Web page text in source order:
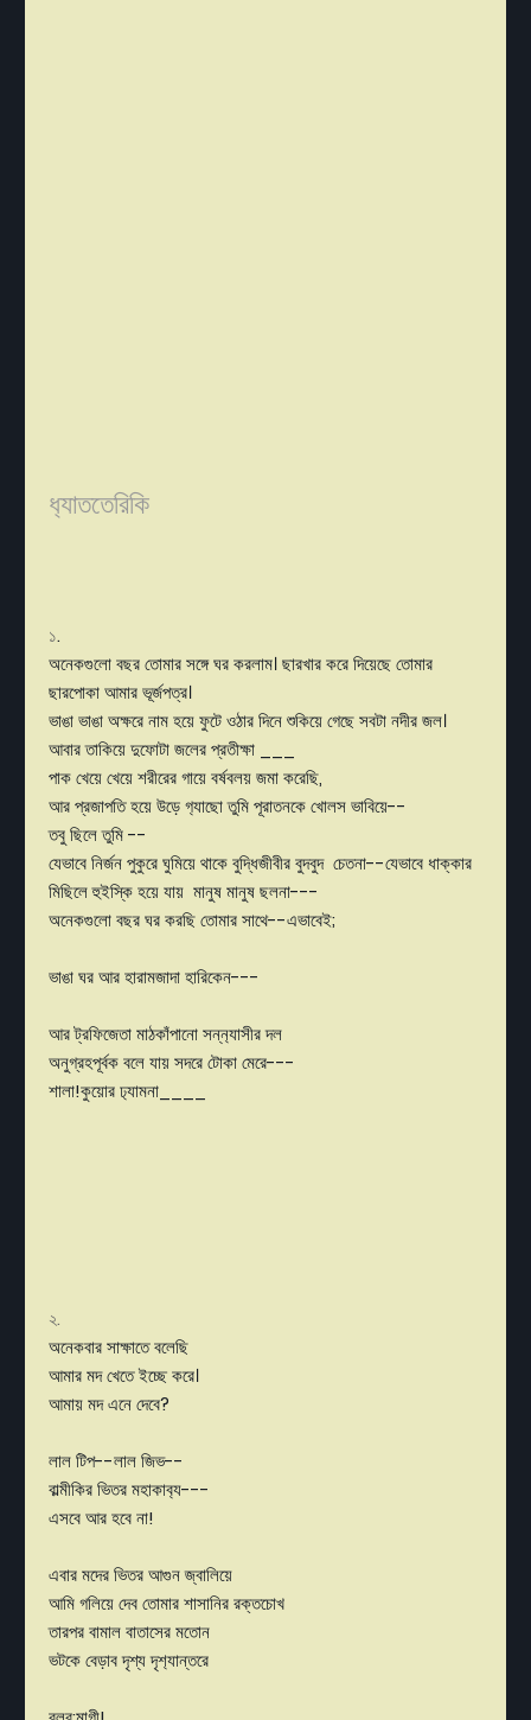
ধ‍্যাততেরিকি
১.
অনেকগুলো বছর তোমার সঙ্গে ঘর করলাম। ছারখার করে দিয়েছে তোমার
ছারপোকা আমার ভূর্জপত্র।
ভাঙা ভাঙা অক্ষরে নাম হয়ে ফুটে ওঠার দিনে শুকিয়ে গেছে সবটা নদীর জল।
আবার তাকিয়ে দুফোটা জলের প্রতীক্ষা ___
পাক খেয়ে খেয়ে শরীরের গায়ে বর্ষবলয় জমা করেছি,
আর প্রজাপতি হয়ে উড়ে গ‍্যাছো তুমি পূরাতনকে খোলস ভাবিয়ে--
তবু ছিলে তুমি --
যেভাবে নির্জন পুকুরে ঘুমিয়ে থাকে বুদ্ধিজীবীর বুদবুদ চেতনা--যেভাবে ধাক্কার
মিছিলে হুইস্কি হয়ে যায় মানুষ মানুষ ছলনা---
অনেকগুলো বছর ঘর করছি তোমার সাথে--এভাবেই;
ভাঙা ঘর আর হারামজাদা হারিকেন---
আর ট্রফিজেতা মাঠকাঁপানো সন্ন‍্যাসীর দল
অনুগ্রহপূর্বক বলে যায় সদরে টোকা মেরে---
শালা!কুয়োর ঢ‍্যামনা____
২.
অনেকবার সাক্ষাতে বলেছি
আমার মদ খেতে ইচ্ছে করে।
আমায় মদ এনে দেবে?
লাল টিপ--লাল জিভ--
বাল্মীকির ভিতর মহাকাব‍্য---
এসবে আর হবে না!
এবার মদের ভিতর আগুন জ্বালিয়ে
আমি গলিয়ে দেব তোমার শাসানির রক্তচোখ
তারপর বামাল বাতাসের মতোন
ভটকে বেড়াব দৃশ্য দৃশ‍্যান্তরে